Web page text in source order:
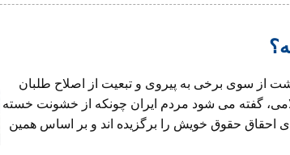
از سوى برخى به پيروى و تبعيت از اصلاح طلبان
گفته مى شود مردم ايران چونكه از خشونت خسته
احقاق حقوق خويش را برگزيده اند و بر اساس همين